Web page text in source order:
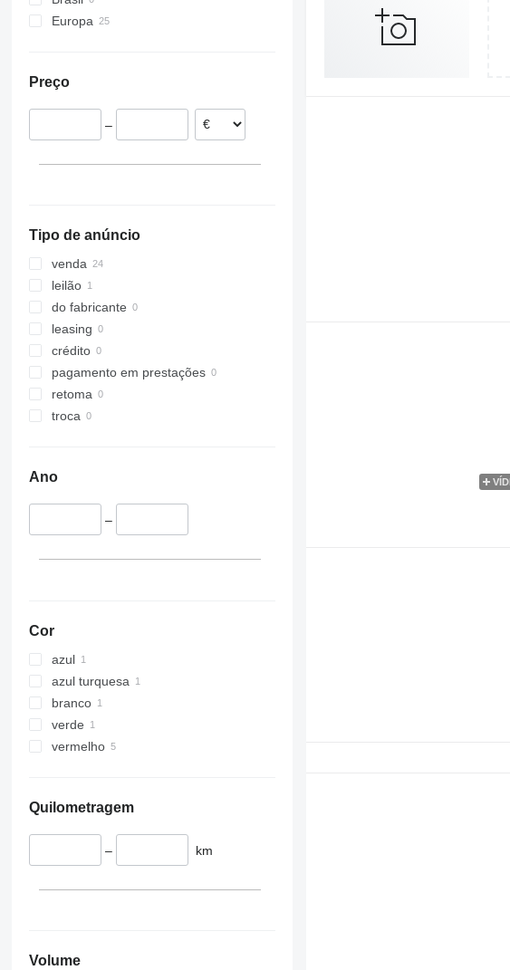
Europa
Portugal
Polónia
Preço
–
Tipo de anúncio
venda
leilão
do fabricante
leasing
crédito
pagamento em prestações
retoma
troca
Ano
–
Cor
azul
azul turquesa
branco
verde
vermelho
Quilometragem
– km
Volume